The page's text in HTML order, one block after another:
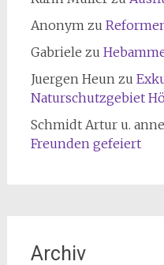
Anonymzu
Gabriele zu
Juergen Heunzu
Naturschutzgebiet
Schmidt Artur u. anne
Freunden gefeiert
Archiv